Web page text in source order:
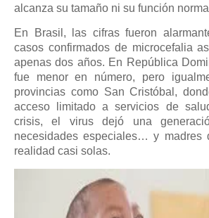
alcanza su tamaño ni su función
En Brasil, las cifras fueron
casos confirmados de microcefalia
apenas dos años. En República
fue menor en número, pero
provincias como San Cristóbal,
acceso limitado a servicios de
crisis, el virus dejó una
necesidades especiales… y madres
realidad casi solas.